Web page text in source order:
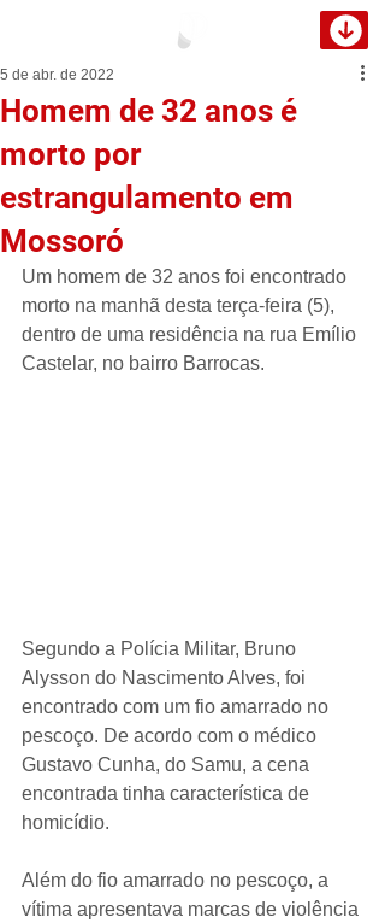
Homem de 32 anos é
morto por
estrangulamento em
Mossoró
5 de abr. de 2022
Um homem de 32 anos foi encontrado
morto na manhã desta terça-feira (5),
dentro de uma residência na rua Emílio
Castelar, no bairro Barrocas.
Segundo a Polícia Militar, Bruno
Alysson do Nascimento Alves, foi
encontrado com um fio amarrado no
pescoço. De acordo com o médico
Gustavo Cunha, do Samu, a cena
encontrada tinha característica de
homicídio.
Além do fio amarrado no pescoço, a
vítima apresentava marcas de violência